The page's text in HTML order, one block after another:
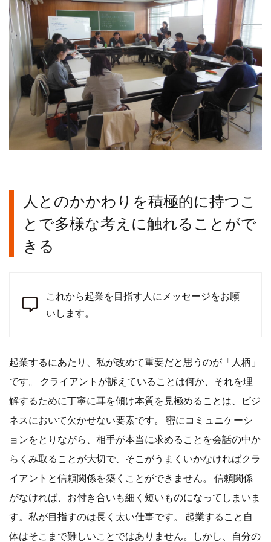
人とのかかわりを積極的に持つこ
とで多様な考えに触れることがで
きる
これから起業を目指す人にメッセージをお願
いします。
起業するにあたり、私が改めて重要だと思うのが「人柄」
です。 クライアントが訴えていることは何か、それを理
解するために丁寧に耳を傾け本質を見極めることは、ビジ
ネスにおいて欠かせない要素です。 密にコミュニケーシ
ョンをとりながら、相手が本当に求めることを会話の中か
らくみ取ることが大切で、そこがうまくいかなければクラ
イアントと信頼関係を築くことができません。 信頼関係
がなければ、お付き合いも細く短いものになってしまいま
す。私が目指すのは長く太い仕事です。 起業すること自
体はそこまで難しいことではありません。しかし、自分の